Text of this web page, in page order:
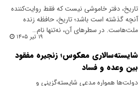
تاریخ، دفتر خاموشی نیست که فقط روایت‌کننده
آنچه گذشته است باشد؛ تاریخ، حافظه زنده
ملت‌هاست. در سطرهای آن، نه‌تنها نام…
۱۹ تیر ۱۴۰۵
شایسته‌سالاری معکوس؛ زنجیره مفقود
بین وعده و فساد
دولت‌ها همواره مدعی شایسته‌گزینی و